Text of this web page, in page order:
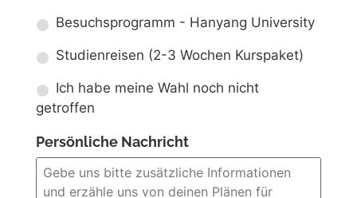
Besuchsprogramm - Hanyang University
Studienreisen (2-3 Wochen Kurspaket)
Ich habe meine Wahl noch nicht
getroffen
Persönliche Nachricht